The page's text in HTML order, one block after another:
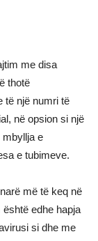
me disa
thotë
të një numri të
në opsion si një
mbyllja e
e tubimeve.
më të keq në
edhe hapja
si dhe me